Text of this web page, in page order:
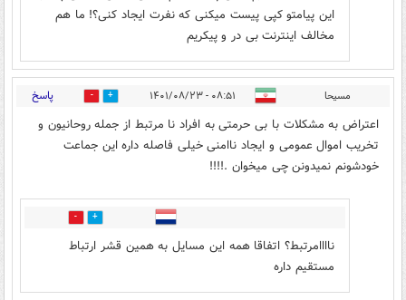
این پیامتو کپی پیست میکنی که نفرت ایجاد کنی؟! ما هم
مخالف اینترنت بی در و پیکریم
مسیحا ۰۸:۵۱ - ۱۴۰۱/۰۸/۲۳ 29 پاسخ
اعتراض به مشکلات با بی حرمتی به افراد نا مرتبط از جمله روحانیون و
تخریب اموال عمومی و ایجاد ناامنی خیلی فاصله داره این جماعت
خودشونم نمیدونن چی میخوان .!!!!
13
ناااامرتبط؟ اتفاقا همه این مسایل به همین قشر ارتباط
مستقیم داره